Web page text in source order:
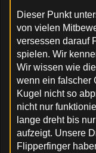
Dieser Punkt
von vielen
versessen darauf
spielen. Wir
Wir wissen wie
wenn ein falscher
Kugel nicht so
nicht nur
lange dreht bis
aufzeigt. Unsere
Flipperfinger